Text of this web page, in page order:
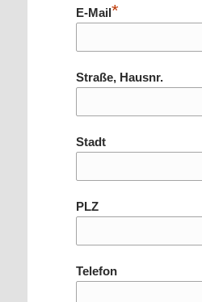
E-Mail *
Straße, Hausnr.
Stadt
PLZ
Telefon